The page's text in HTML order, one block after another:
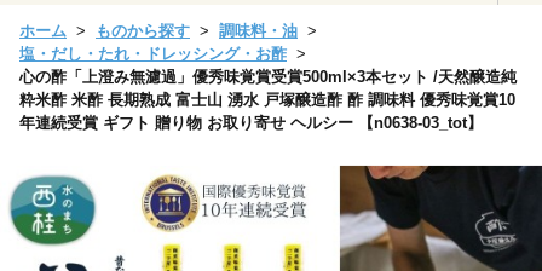
ホーム ものから探す
調味料・油
塩・だし・たれ・ドレッシング・お酢
心の酢「上澄み無濾過」優秀味覚賞受賞500ml×3本セット /天然醸造純
粋米酢 米酢 長期熟成 富士山 湧水 戸塚醸造酢 酢 調味料 優秀味覚賞10
年連続受賞 ギフト 贈り物 お取り寄せ ヘルシー 【n0638-03_tot】